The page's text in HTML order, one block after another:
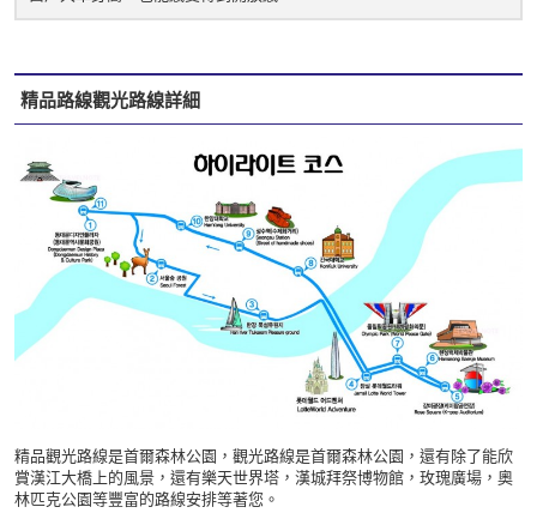
精品路線觀光路線詳細
精品觀光路線是首爾森林公園，觀光路線是首爾森林公園，還有除了能欣
賞漢江大橋上的風景，還有樂天世界塔，漢城拜祭博物館，玫瑰廣場，奧
林匹克公園等豐富的路線安排等著您。